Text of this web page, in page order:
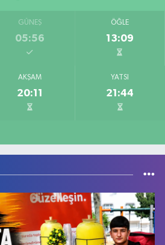
GÜNEŞ
05:56
ÖĞLE
13:09
AKŞAM
20:11
YATSI
21:44